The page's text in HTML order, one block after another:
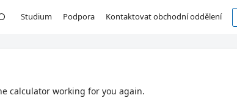
Studium Podpora Kontaktovat obchodní oddělení
calculator working for you again.